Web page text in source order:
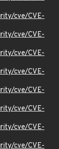
cve/CVE-
cve/CVE-
cve/CVE-
cve/CVE-
cve/CVE-
cve/CVE-
cve/CVE-
cve/CVE-